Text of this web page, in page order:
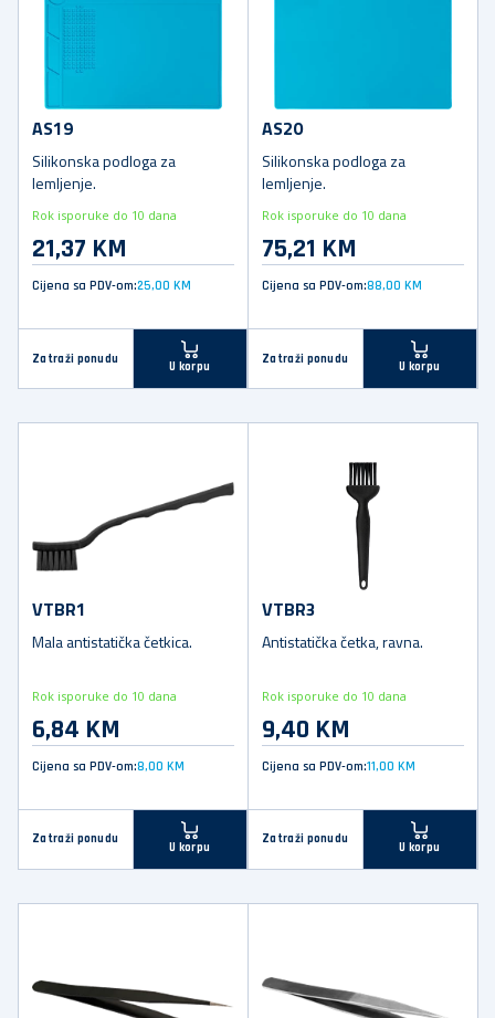
AS19
Silikonska podloga za
lemljenje.
Rok isporuke do 10 dana
21,37 KM
Cijena sa PDV-om:25,00 KM
Zatraži ponudu
U korpu
AS20
Silikonska podloga za
lemljenje.
Rok isporuke do 10 dana
75,21 KM
Cijena sa PDV-om:88,00 KM
Zatraži ponudu
U korpu
VTBR1
Mala antistatička četkica.
Rok isporuke do 10 dana
6,84 KM
Cijena sa PDV-om:8,00 KM
Zatraži ponudu
U korpu
VTBR3
Antistatička četka, ravna.
Rok isporuke do 10 dana
9,40 KM
Cijena sa PDV-om:11,00 KM
Zatraži ponudu
U korpu